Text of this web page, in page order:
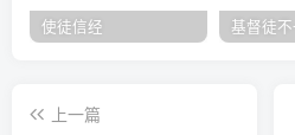
使徒信经
上一篇